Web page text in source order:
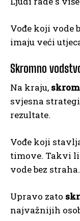
Vođe koji vode
imaju veći
Skromno
Na kraju,
svjesna
rezultate.
Vođe koji
timove. Takvi
vode bez straha.
Upravo zato
najvažnijih